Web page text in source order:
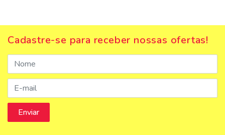
Cadastre-se para receber nossas ofertas!